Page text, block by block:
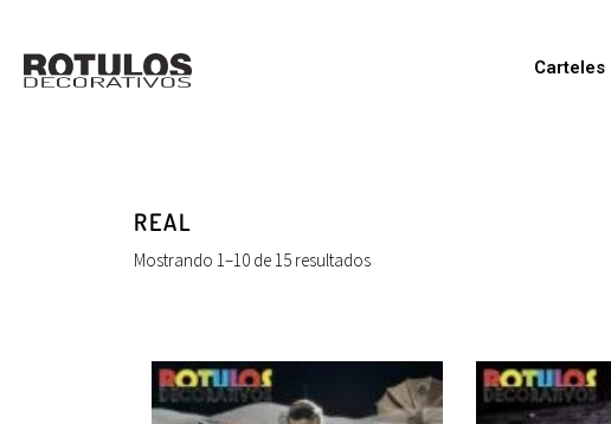
Carteles
REAL
Mostrando 1–10 de 15 resultados